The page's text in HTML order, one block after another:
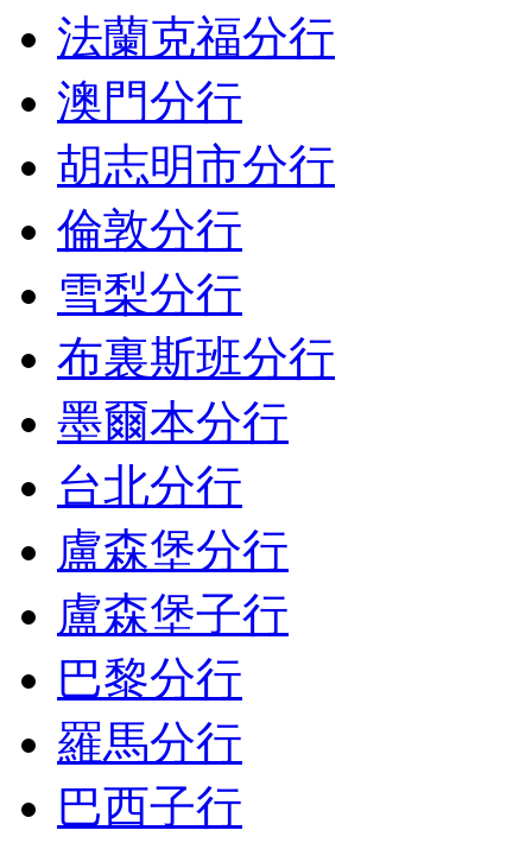
法蘭克福分行
澳門分行
胡志明市分行
倫敦分行
雪梨分行
布裏斯班分行
墨爾本分行
台北分行
盧森堡分行
盧森堡子行
巴黎分行
羅馬分行
巴西子行